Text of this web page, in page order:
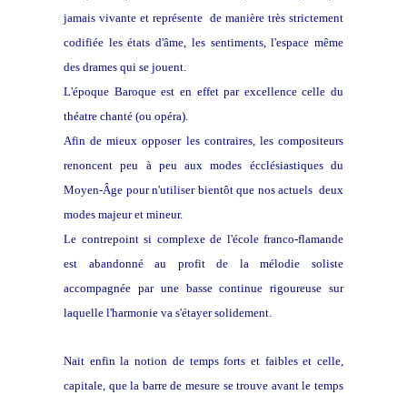
jamais vivante et représente de manière très strictement
codifiée les états d'âme, les sentiments, l'espace même
des drames qui se jouent.
L'époque Baroque est en effet par excellence celle du
théatre chanté (ou opéra).
Afin de mieux opposer les contraires, les compositeurs
renoncent peu à peu aux modes écclésiastiques du
Moyen-Âge pour n'utiliser bientôt que nos actuels deux
modes majeur et mineur.
Le contrepoint si complexe de l'école franco-flamande
est abandonné au profit de la mélodie soliste
accompagnée par une basse continue rigoureuse sur
laquelle l'harmonie va s'étayer solidement.
Nait enfin la notion de temps forts et faibles et celle,
capitale, que la barre de mesure se trouve avant le temps